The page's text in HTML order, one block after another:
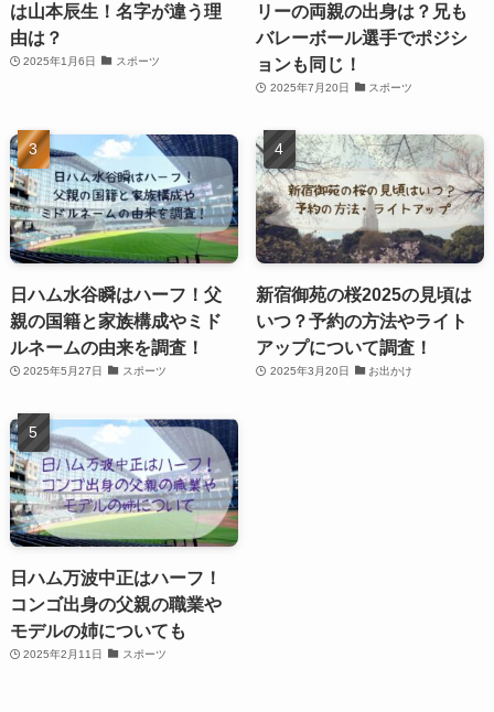
は山本辰生！名字が違う理
由は？
2025年1月6日 スポーツ
リーの両親の出身は？兄も
バレーボール選手でポジシ
ョンも同じ！
2025年7月20日 スポーツ
日ハム水谷瞬はハーフ！父
親の国籍と家族構成やミド
ルネームの由来を調査！
2025年5月27日 スポーツ
新宿御苑の桜2025の見頃は
いつ？予約の方法やライト
アップについて調査！
2025年3月20日 お出かけ
日ハム万波中正はハーフ！
コンゴ出身の父親の職業や
モデルの姉についても
2025年2月11日 スポーツ